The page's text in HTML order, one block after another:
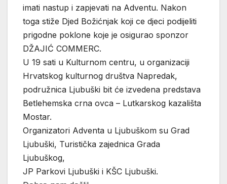
imati nastup i zapjevati na Adventu. Nakon
toga stiže Djed Božićnjak koji ce djeci podijeliti
prigodne poklone koje je osigurao sponzor
DŽAJIĆ COMMERC.
U 19 sati u Kulturnom centru, u organizaciji
Hrvatskog kulturnog društva Napredak,
podružnica Ljubuški bit će izvedena predstava
Betlehemska crna ovca – Lutkarskog kazališta
Mostar.
Organizatori Adventa u Ljubuškom su Grad
Ljubuški, Turistička zajednica Grada
Ljubuškog,
JP Parkovi Ljubuški i KŠC Ljubuški.